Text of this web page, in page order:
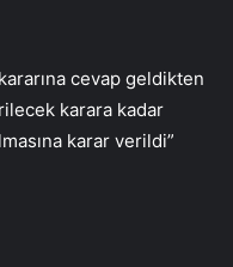
cevap geldikten
karara kadar
karar verildi”